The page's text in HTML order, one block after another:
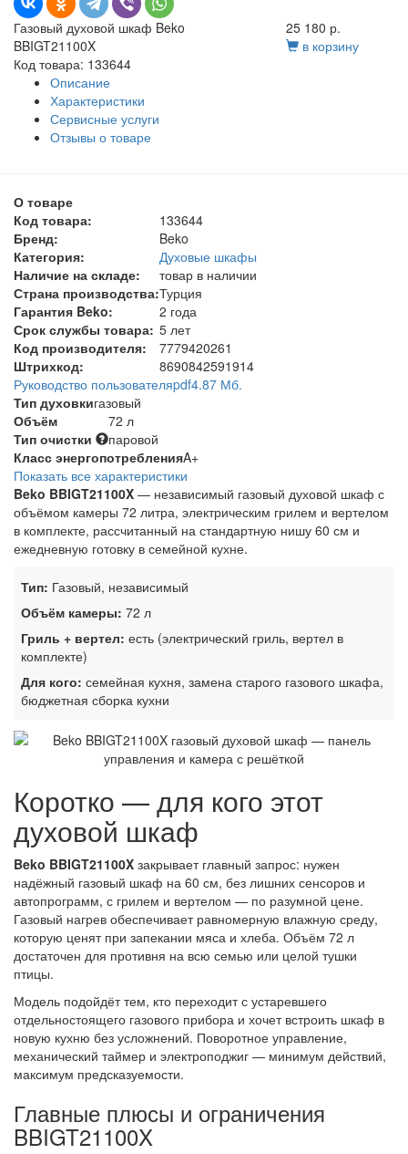
Газовый духовой шкаф Beko
BBIGT21100X
Код товара: 133644
25 180 р.
в корзину
Описание
Характеристики
Сервисные услуги
Отзывы о товаре
О товаре
Код товара:
133644
Бренд:
Beko
Категория:
Духовые шкафы
Наличие на складе:
товар в наличии
Страна производства:Турция
Гарантия Beko:
2 года
Срок службы товара: 5 лет
Код производителя:
7779420261
Штрихкод:
8690842591914
Руководство пользователяpdf4.87 Мб.
Тип духовкигазовый
Объём
72 л
Тип очистки
паровой
Класс энергопотребленияA+
Показать все характеристики
Beko BBIGT21100X — независимый газовый духовой шкаф с
объёмом камеры 72 литра, электрическим грилем и вертелом
в комплекте, рассчитанный на стандартную нишу 60 см и
ежедневную готовку в семейной кухне.
Тип: Газовый, независимый
Объём камеры: 72 л
Гриль + вертел: есть (электрический гриль, вертел в
комплекте)
Для кого: семейная кухня, замена старого газового шкафа,
бюджетная сборка кухни
Коротко — для кого этот
духовой шкаф
Beko BBIGT21100X закрывает главный запрос: нужен
надёжный газовый шкаф на 60 см, без лишних сенсоров и
автопрограмм, с грилем и вертелом — по разумной цене.
Газовый нагрев обеспечивает равномерную влажную среду,
которую ценят при запекании мяса и хлеба. Объём 72 л
достаточен для противня на всю семью или целой тушки
птицы.
Модель подойдёт тем, кто переходит с устаревшего
отдельностоящего газового прибора и хочет встроить шкаф в
новую кухню без усложнений. Поворотное управление,
механический таймер и электроподжиг — минимум действий,
максимум предсказуемости.
Главные плюсы и ограничения
BBIGT21100X